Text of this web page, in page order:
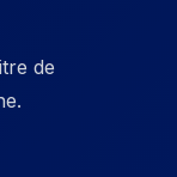
de